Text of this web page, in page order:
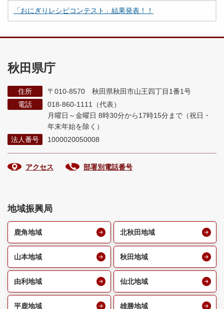
「おにぎりレシピコンテスト」結果発表！！
秋田県庁
住所
〒010-8570 秋田県秋田市山王四丁目1番1号
電話
018-860-1111（代表）
月曜日～金曜日 8時30分から17時15分まで （祝日・
年末年始を除く）
法人番号
1000020050008
アクセス 部署別電話番号
地域振興局
鹿角地域 北秋田地域
山本地域 秋田地域
由利地域 仙北地域
平鹿地域 雄勝地域